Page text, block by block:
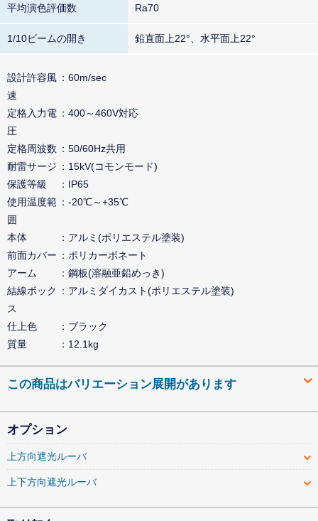
平均演色評価数 Ra70
1/10ビームの開き 鉛直面上22°、水平面上22°
設計許容風
速
60m/sec
定格入力電
圧
400～460V対応
定格周波数
50/60Hz共用
耐雷サージ
15kV(コモンモード)
保護等級
IP65
使用温度範
囲
-20℃～+35℃
本体
アルミ(ポリエステル塗装)
前面カバー
ポリカーボネート
アーム
鋼板(溶融亜鉛めっき)
結線ボック
ス
アルミダイカスト(ポリエステル塗装)
仕上色
ブラック
質量
12.1kg
この商品はバリエーション展開があります
オプション
上方向遮光ルーバ
上下方向遮光ルーバ